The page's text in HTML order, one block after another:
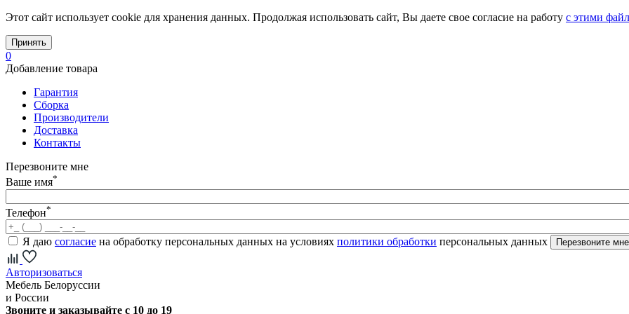
Этот сайт использует cookie для хранения данных. Продолжая использовать сайт, Вы даете свое согласие на работу с этими
Принять
0
Добавление товара
Гарантия
Сборка
Производители
Доставка
Контакты
Перезвоните мне
Ваше имя*
Телефон*
Я даю согласие на обработку персональных данных на условиях политики обработки персональных данных
Авторизоваться
Мебель Белоруссии
и России
Звоните и заказывайте с 10 до 19